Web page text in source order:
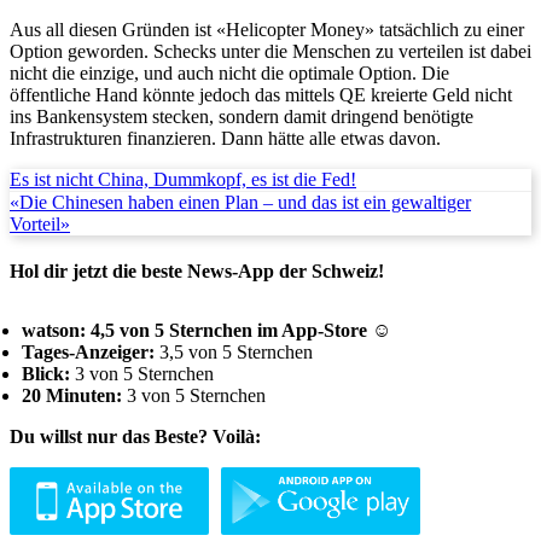
Aus all diesen Gründen ist «Helicopter Money» tatsächlich zu einer
Option geworden. Schecks unter die Menschen zu verteilen ist dabei
nicht die einzige, und auch nicht die optimale Option. Die
öffentliche Hand könnte jedoch das mittels QE kreierte Geld nicht
ins Bankensystem stecken, sondern damit dringend benötigte
Infrastrukturen finanzieren. Dann hätte alle etwas davon.
Es ist nicht China, Dummkopf, es ist die Fed!
«Die Chinesen haben einen Plan – und das ist ein gewaltiger
Vorteil»
Hol dir jetzt die beste News-App der Schweiz!
watson: 4,5 von 5 Sternchen im App-Store ☺
Tages-Anzeiger: 3,5 von 5 Sternchen
Blick: 3 von 5 Sternchen
20 Minuten: 3 von 5 Sternchen
Du willst nur das Beste? Voilà: